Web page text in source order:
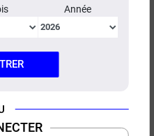
Année
V2 GEEKVAPE